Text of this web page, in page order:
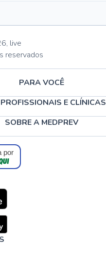
, live
reservados
PARA VOCÊ
E CLÍNICAS
SOBRE A MEDPREV
por